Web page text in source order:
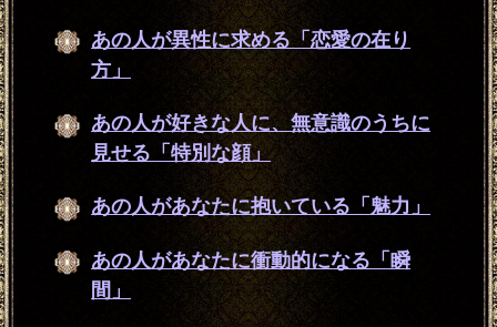
あの人が異性に求める「恋愛の在り
方」
あの人が好きな人に、無意識のうちに
見せる「特別な顔」
あの人があなたに抱いている「魅力」
あの人があなたに衝動的になる「瞬
間」